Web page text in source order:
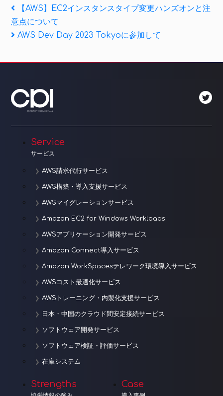
投
稿
ビ
ゲ
ー
シ
ョ
Previous
Post
【AWS】EC2インスタンスタイプ変更ハンズオンと注
意点について
Next
AWS Dev Day 2023 Tokyoに参加して
Service
サービス
AWS請求代行サービス
AWS構築・導入支援サービス
AWSマイグレーションサービス
Amazon EC2 for Windows Workloads
AWSアプリケーション開発サービス
Amazon Connect導入サービス
Amazon WorkSpacesテレワーク環境導入サービス
AWSコスト最適化サービス
AWSトレーニング・内製化支援サービス
日本・中国のクラウド間安定接続サービス
ソフトウェア開発サービス
ソフトウェア検証・評価サービス
在庫システム
Strengths Case